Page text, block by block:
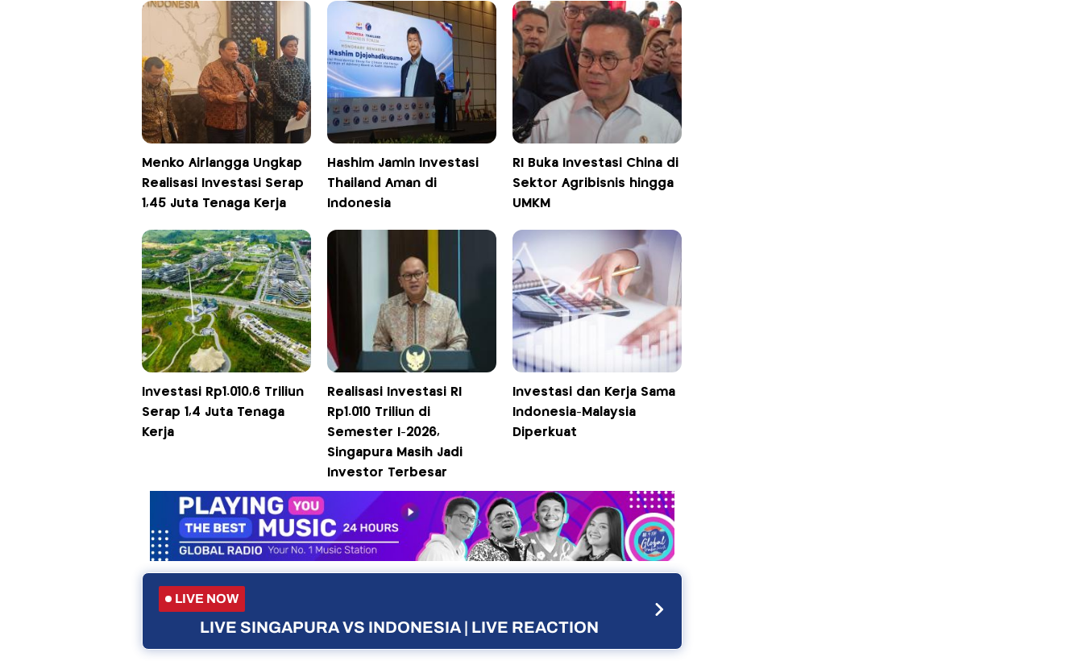
Menko Airlangga Ungkap
Realisasi Investasi Serap
1,45 Juta Tenaga Kerja
Hashim Jamin Investasi
Thailand Aman di
Indonesia
RI Buka Investasi China di
Sektor Agribisnis hingga
UMKM
Investasi Rp1.010,6 Triliun
Serap 1,4 Juta Tenaga
Kerja
Realisasi Investasi RI
Rp1.010 Triliun di
Semester I-2026,
Singapura Masih Jadi
Investor Terbesar
Investasi dan Kerja Sama
Indonesia-Malaysia
Diperkuat
LIVE NOW
LIVE SINGAPURA VS INDONESIA | LIVE REACTION